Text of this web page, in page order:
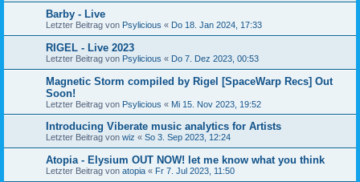
Barby - Live
Letzter Beitrag von Psylicious « Do 18. Jan 2024, 17:33
RIGEL - Live 2023
Letzter Beitrag von Psylicious « Do 7. Dez 2023, 00:53
Magnetic Storm compiled by Rigel [SpaceWarp Recs] Out
Soon!
Letzter Beitrag von Psylicious « Mi 15. Nov 2023, 19:52
Introducing Viberate music analytics for Artists
Letzter Beitrag von wiz « So 3. Sep 2023, 12:24
Atopia - Elysium OUT NOW! let me know what you think
Letzter Beitrag von atopia « Fr 7. Jul 2023, 11:50